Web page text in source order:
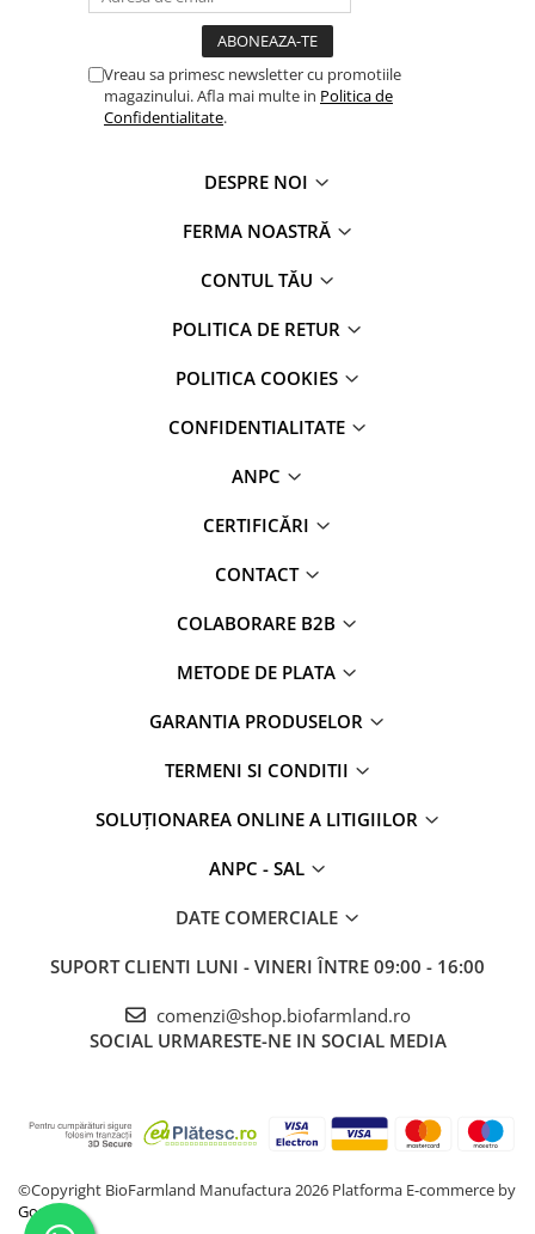
Vreau sa primesc newsletter cu promotiile
magazinului. Afla mai multe in Politica de
Confidentialitate.
DESPRE NOI
FERMA NOASTRĂ
CONTUL TĂU
POLITICA DE RETUR
POLITICA COOKIES
CONFIDENTIALITATE
ANPC
CERTIFICĂRI
CONTACT
COLABORARE B2B
METODE DE PLATA
GARANTIA PRODUSELOR
TERMENI SI CONDITII
SOLUȚIONAREA ONLINE A LITIGIILOR
ANPC - SAL
DATE COMERCIALE
SUPORT CLIENTI LUNI - VINERI ÎNTRE 09:00 - 16:00
comenzi@shop.biofarmland.ro
SOCIAL URMARESTE-NE IN SOCIAL MEDIA
©Copyright BioFarmland Manufactura 2026 Platforma E-commerce by
Gomag